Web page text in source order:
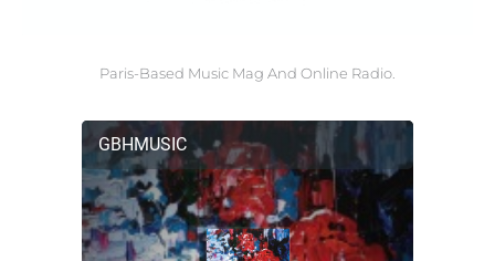
Paris-Based Music Mag And Online Radio.